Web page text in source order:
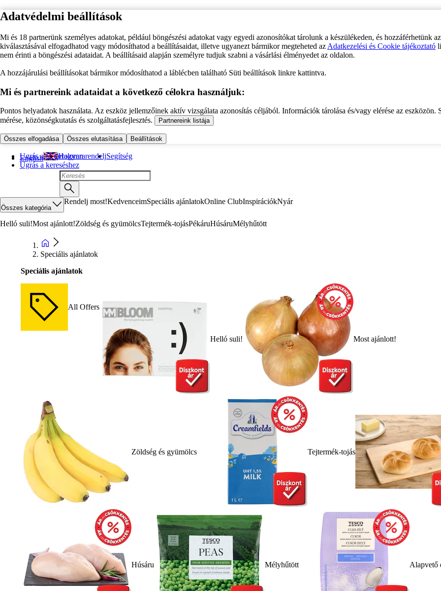
Adatvédelmi beállítások
Mi és 18 partnerünk személyes adatokat, például böngészési adatokat vagy egyedi azonosítókat tárolunk a készülékeden, és hozzáférhetünk
kiválasztásával elfogadhatod vagy módosíthatod a beállításaidat, illetve ugyanezt bármikor megteheted az Adatkezelési és Cookie tájékoztató
nem érinti a böngészési adataidat. A beállításaid alapján személyre tudjuk szabni a vásárlási élményedet az oldalon.
A hozzájárulási beállításokat bármikor módosíthatod a láblécben található Süti beállítások linkre kattintva.
Mi és partnereink adataidat a következő célokra használjuk:
Pontos helyadatok használata. Az eszköz jellemzőinek aktív vizsgálata azonosítás céljából. Információk tárolása és/vagy elérése az eszközön.
mérése, közönségkutatás és szolgáltatásfejlesztés.
Partnereink listája
Összes elfogadása Összes elutasítása Beállítások
Ugrás a fő tartalomra
Ugrás a kereséshez
English Hogyan rendeljSegítség
Összes kategória
Rendelj most!KedvenceimSpeciális ajánlatokOnline ClubInspirációkNyár
Helló suli!Most ajánlott!Zöldség és gyümölcsTejtermék-tojásPékáruHúsáruMélyhűtött
Speciális ajánlatok
Speciális ajánlatok
All Offers
Helló suli! Most ajánlott!
Zöldség és gyümölcs Tejtermék-tojás
Húsáru Mélyhűtött Alapvető